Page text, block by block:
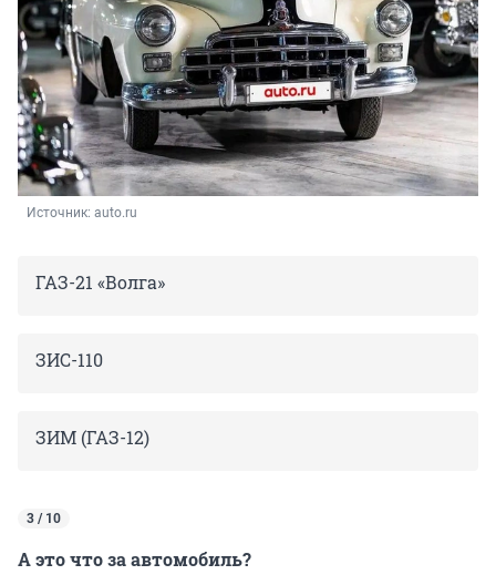
Источник: auto.ru
ГАЗ-21 «Волга»
ЗИС-110
ЗИМ (ГАЗ-12)
3 / 10
А это что за автомобиль?